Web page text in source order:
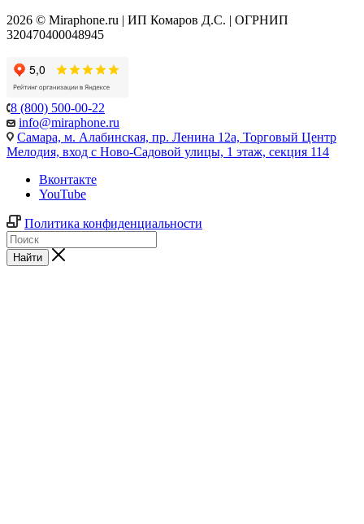
2026 © Miraphone.ru | ИП Комаров Д.С. | ОГРНИП
320470400048945
8 (800) 500-00-22
info@miraphone.ru
Самара, м. Алабинская, пр. Ленина 12а, Торговый Центр
Мелодия, вход с Ново-Садовой улицы, 1 этаж, секция 114
Вконтакте
YouTube
Политика конфиденциальности
Найти